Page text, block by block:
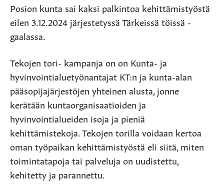
Posion kunta sai kaksi palkintoa kehittämistyöstä
eilen 3.12.2024 järjestetyssä Tärkeissä töissä -
gaalassa.
Tekojen tori- kampanja on on Kunta- ja
hyvinvointialuetyönantajat KT:n ja kunta-alan
pääsopijajärjestöjen yhteinen alusta, jonne
kerätään kuntaorganisaatioiden ja
hyvinvointialueiden isoja ja pieniä
kehittämistekoja. Tekojen torilla voidaan kertoa
oman työpaikan kehittämistyöstä eli siitä, miten
toimintatapoja tai palveluja on uudistettu,
kehitetty ja parannettu.